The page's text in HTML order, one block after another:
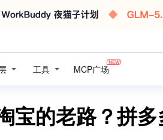
工具 MCP广场
宝的老路？拼